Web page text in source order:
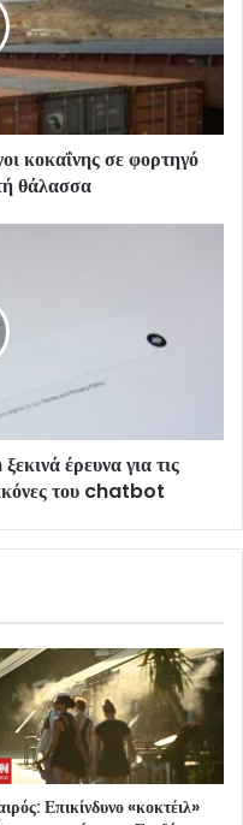
κοκαΐνης σε φορτηγό
θάλασσα
έρευνα για τις
του chatbot
Επικίνδυνο «κοκτέιλ»